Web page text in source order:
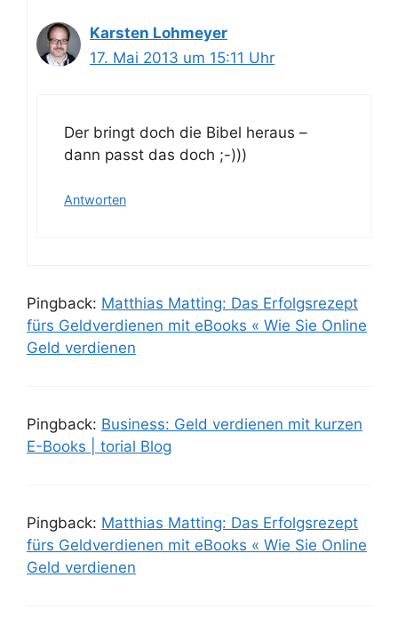
Karsten Lohmeyer
17. Mai 2013 um 15:11 Uhr
Der bringt doch die Bibel heraus –
dann passt das doch ;-)))
Antworten
Pingback: Matthias Matting: Das Erfolgsrezept
fürs Geldverdienen mit eBooks « Wie Sie Online
Geld verdienen
Pingback: Business: Geld verdienen mit kurzen
E-Books | torial Blog
Pingback: Matthias Matting: Das Erfolgsrezept
fürs Geldverdienen mit eBooks « Wie Sie Online
Geld verdienen